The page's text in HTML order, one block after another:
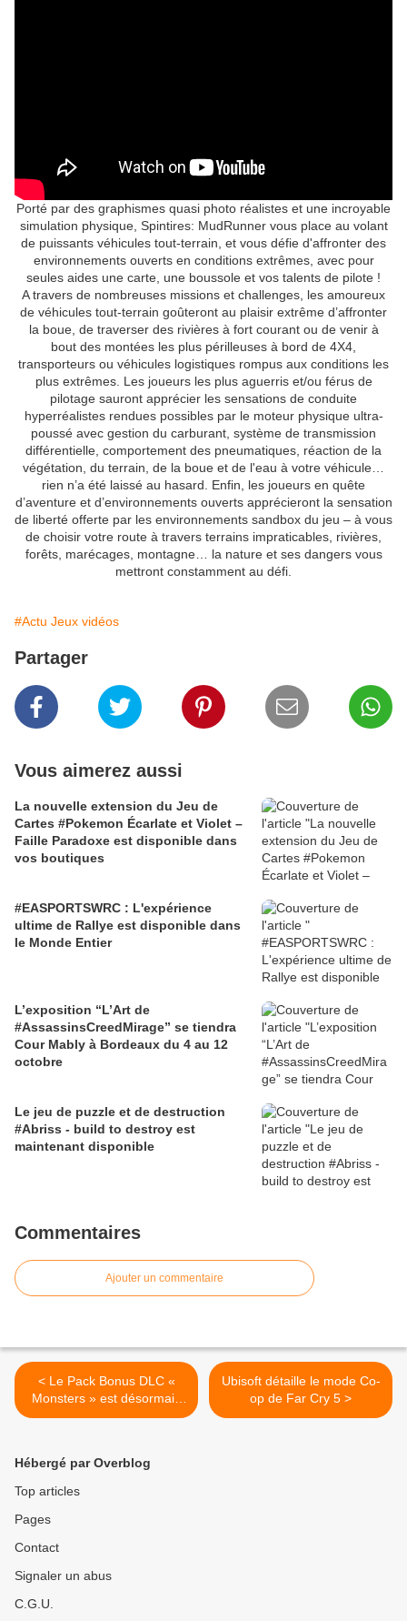
Porté par des graphismes quasi photo réalistes et une incroyable
simulation physique, Spintires: MudRunner vous place au volant
de puissants véhicules tout-terrain, et vous défie d'affronter des
environnements ouverts en conditions extrêmes, avec pour
seules aides une carte, une boussole et vos talents de pilote !
A travers de nombreuses missions et challenges, les amoureux
de véhicules tout-terrain goûteront au plaisir extrême d’affronter
la boue, de traverser des rivières à fort courant ou de venir à
bout des montées les plus périlleuses à bord de 4X4,
transporteurs ou véhicules logistiques rompus aux conditions les
plus extrêmes. Les joueurs les plus aguerris et/ou férus de
pilotage sauront apprécier les sensations de conduite
hyperréalistes rendues possibles par le moteur physique ultra-
poussé avec gestion du carburant, système de transmission
différentielle, comportement des pneumatiques, réaction de la
végétation, du terrain, de la boue et de l'eau à votre véhicule…
rien n’a été laissé au hasard. Enfin, les joueurs en quête
d’aventure et d’environnements ouverts apprécieront la sensation
de liberté offerte par les environnements sandbox du jeu – à vous
de choisir votre route à travers terrains impraticables, rivières,
forêts, marécages, montagne… la nature et ses dangers vous
mettront constamment au défi.
#Actu Jeux vidéos
Partager
Vous aimerez aussi
La nouvelle extension du Jeu de
Cartes #Pokemon Écarlate et Violet –
Faille Paradoxe est disponible dans
vos boutiques
#EASPORTSWRC : L'expérience
ultime de Rallye est disponible dans
le Monde Entier
L’exposition “L’Art de
#AssassinsCreedMirage” se tiendra
Cour Mably à Bordeaux du 4 au 12
octobre
Le jeu de puzzle et de destruction
#Abriss - build to destroy est
maintenant disponible
Commentaires
Ajouter un commentaire
< Le Pack Bonus DLC «
Monsters » est désormais
disponible dans LEGO
Ubisoft détaille le mode Co-
op de Far Cry 5 >
Hébergé par Overblog
Top articles
Pages
Contact
Signaler un abus
C.G.U.